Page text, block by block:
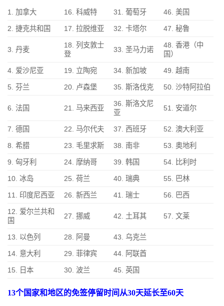
1. 加拿大 16. 科威特 31. 葡萄牙 46. 美国
2. 捷克共和国 17. 拉脱维亚 32. 卡塔尔 47. 秘鲁
3. 丹麦
18. 列支敦士
登
33. 圣马力诺
48. 香港（中
国）
4. 爱沙尼亚 19. 立陶宛 34. 新加坡 49. 越南
5. 芬兰 20. 卢森堡 35. 斯洛伐克 50. 沙特阿拉伯
6. 法国 21. 马来西亚
36. 斯洛文尼
亚
51. 安道尔
7. 德国 22. 马尔代夫 37. 西班牙 52. 澳大利亚
8. 希腊 23. 毛里求斯 38. 南非 53. 奥地利
9. 匈牙利 24. 摩纳哥 39. 韩国 54. 比利时
10. 冰岛 25. 荷兰 40. 瑞典 55. 巴林
11. 印度尼西亚 26. 新西兰 41. 瑞士 56. 巴西
12. 爱尔兰共和
国
27. 挪威 42. 土耳其 57. 文莱
13. 以色列 28. 阿曼 43. 乌克兰
14. 意大利 29. 菲律宾 44. 阿联酋
15. 日本 30. 波兰 45. 英国
13个国家和地区的免签停留时间从30天延长至60天